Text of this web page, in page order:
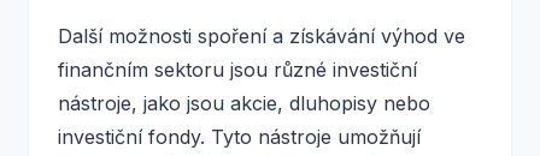
Další možnosti spoření a získávání výhod ve
finančním sektoru jsou různé investiční
nástroje, jako jsou akcie, dluhopisy nebo
investiční fondy. Tyto nástroje umožňují